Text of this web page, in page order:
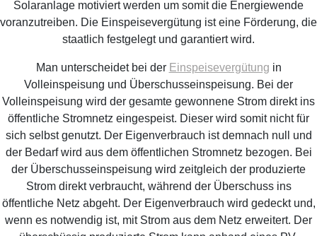
Solaranlage motiviert werden um somit die Energiewende
voranzutreiben. Die Einspeisevergütung ist eine Förderung, die
staatlich festgelegt und garantiert wird.
Man unterscheidet bei der Einspeisevergütung in
Volleinspeisung und Überschusseinspeisung. Bei der
Volleinspeisung wird der gesamte gewonnene Strom direkt ins
öffentliche Stromnetz eingespeist. Dieser wird somit nicht für
sich selbst genutzt. Der Eigenverbrauch ist demnach null und
der Bedarf wird aus dem öffentlichen Stromnetz bezogen. Bei
der Überschusseinspeisung wird zeitgleich der produzierte
Strom direkt verbraucht, während der Überschuss ins
öffentliche Netz abgeht. Der Eigenverbrauch wird gedeckt und,
wenn es notwendig ist, mit Strom aus dem Netz erweitert. Der